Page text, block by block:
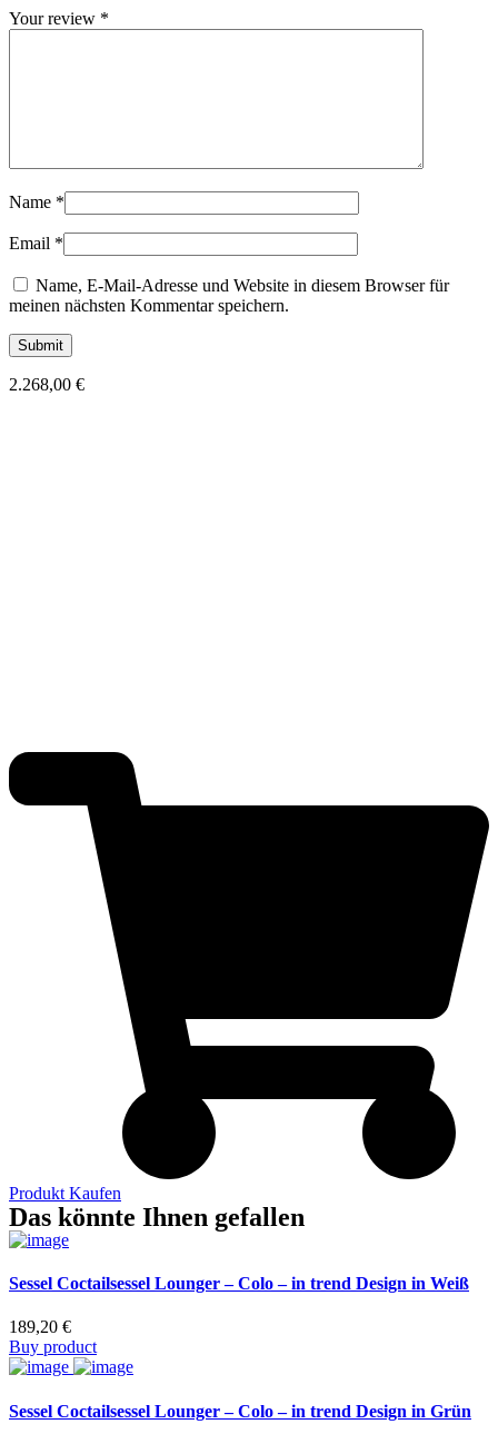
Your review *
Name *
Email *
Name, E-Mail-Adresse und Website in diesem Browser für
meinen nächsten Kommentar speichern.
2.268,00 €
Produkt Kaufen
Das könnte Ihnen gefallen
Sessel Coctailsessel Lounger – Colo – in trend Design in Weiß
189,20 €
Buy product
Sessel Coctailsessel Lounger – Colo – in trend Design in Grün